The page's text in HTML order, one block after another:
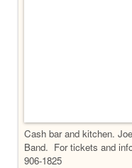
Cash bar and kitchen.
Band. For tickets and
906-1825